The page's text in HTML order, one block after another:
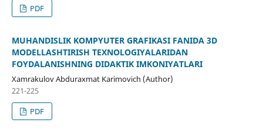
PDF
MUHANDISLIK KOMPYUTER GRAFIKASI FANIDA 3D
MODELLASHTIRISH TEXNOLOGIYALARIDAN
FOYDALANISHNING DIDAKTIK IMKONIYATLARI
Xamrakulov Abduraxmat Karimovich (Author)
221-225
PDF